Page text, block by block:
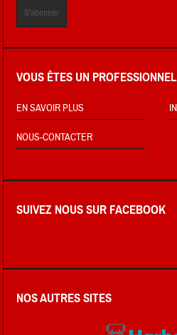
VOUS ÊTES UN
EN SAVOIR PLUS
NOUS-CONTACTER
SUIVEZ NOUS SUR FACEBOOK
NOS AUTRES SITES